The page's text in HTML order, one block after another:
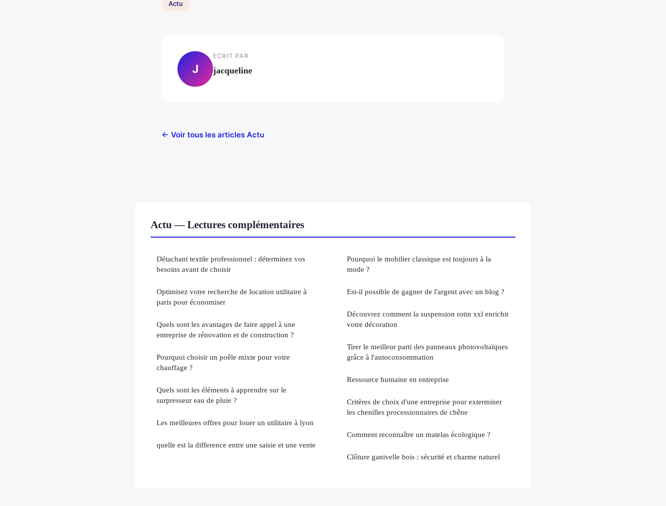
Actu
J
ECRIT PAR
jacqueline
← Voir tous les articles Actu
Actu — Lectures complémentaires
Détachant textile professionnel : déterminez vos
besoins avant de choisir
Optimisez votre recherche de location utilitaire à
paris pour économiser
Quels sont les avantages de faire appel à une
entreprise de rénovation et de construction ?
Pourquoi choisir un poêle mixte pour votre
chauffage ?
Quels sont les éléments à apprendre sur le
surpresseur eau de pluie ?
Les meilleures offres pour louer un utilitaire à lyon
quelle est la difference entre une saisie et une vente
Pourquoi le mobilier classique est toujours à la
mode ?
Est-il possible de gagner de l'argent avec un blog ?
Découvrez comment la suspension rotin xxl enrichit
votre décoration
Tirer le meilleur parti des panneaux photovoltaïques
grâce à l'autoconsommation
Ressource humaine en entreprise
Critères de choix d'une entreprise pour exterminer
les chenilles processionnaires de chêne
Comment reconnaître un matelas écologique ?
Clôture ganivelle bois : sécurité et charme naturel